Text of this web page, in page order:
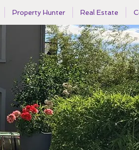
Property Hunter Real Estate